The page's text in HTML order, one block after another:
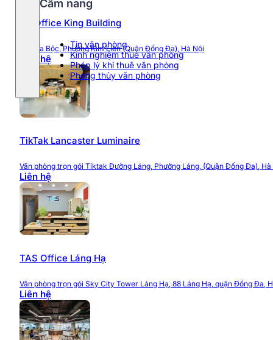
Cẩm nang
Tin văn phòng
Kinh nghiệm thuê văn phòng
Pháp lý khi thuê văn phòng
Phong thủy văn phòng
Up Office King Building
7 Chùa Bộc, Phường Kim Liên (Quận Đống Đa), Hà Nội
Liên hệ
TikTak Lancaster Luminaire
Văn phòng trọn gói Tiktak Đường Láng, Phường Láng, (Quận Đống Đa), Hà
Liên hệ
TAS Office Láng Hạ
Văn phòng trọn gói Sky City Tower Láng Hạ, 88 Láng Hạ, quận Đống Đa,
Liên hệ